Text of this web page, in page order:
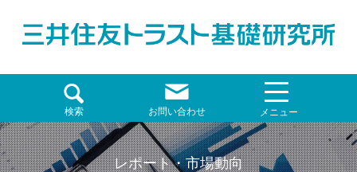
検索 お問い合わせ メニュー
レポート・市場動向